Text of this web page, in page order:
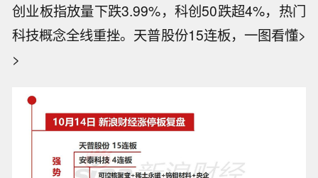
创业板指放量下跌3.99%，科创50跌超4%，热门
科技概念全线重挫。天普股份15连板，一图看懂>
>